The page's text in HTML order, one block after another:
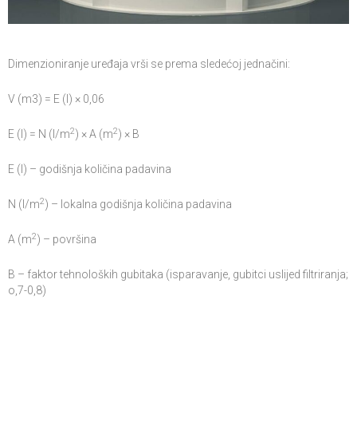
Dimenzioniranje uređaja vrši se prema sledećoj jednačini:
V (m3) = E (l) × 0,06
E (l) = N (l/m2) × A (m2) × B
E (l) – godišnja količina padavina
N (l/m2) – lokalna godišnja količina padavina
A (m2) – površina
B – faktor tehnoloških gubitaka (isparavanje, gubitci uslijed filtriranja;
o,7-0,8)